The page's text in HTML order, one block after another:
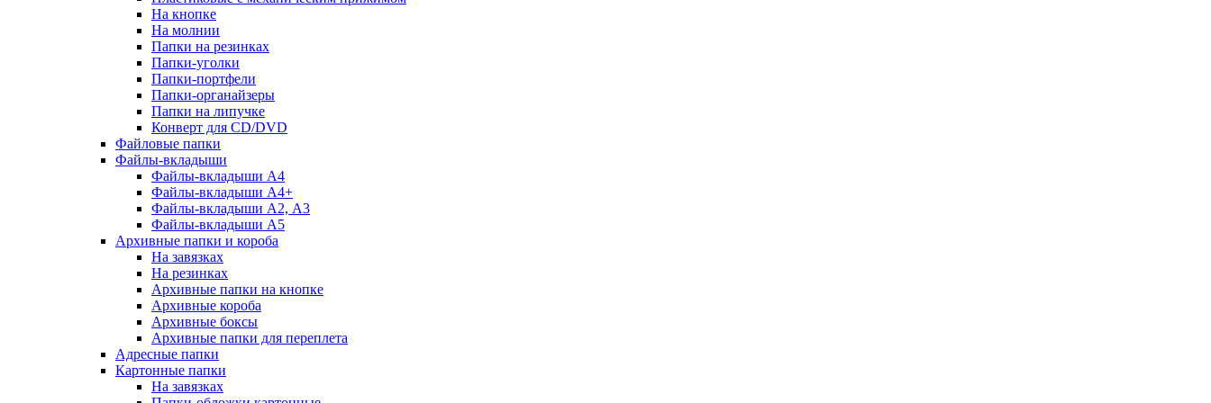
На кнопке
На молнии
Папки на резинках
Папки-уголки
Папки-портфели
Папки-органайзеры
Папки на липучке
Конверт для CD/DVD
Файловые папки
Файлы-вкладыши
Файлы-вкладыши А4
Файлы-вкладыши А4+
Файлы-вкладыши А2, А3
Файлы-вкладыши А5
Архивные папки и короба
На завязках
На резинках
Архивные папки на кнопке
Архивные короба
Архивные боксы
Архивные папки для переплета
Адресные папки
Картонные папки
На завязках